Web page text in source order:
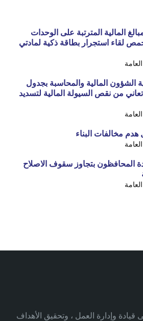
المالية المترتبة على الوحدات
لقاء استجرار بطاقة ذكية لمادتي
العامة
الشؤون المالية والمحاسبة بجدول
تعاني من نقص السيولة المالية لتسديد
العامة
مخالفات البناء
العامة
المحافظون بتجاوز سقوف الاصلاح
العامة
وإدارة العمل ، وتحقيق الأهداف